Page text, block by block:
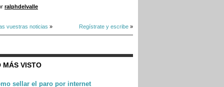
ralphdelvalle
vuestras noticias » Regístrate y escribe »
MÁS VISTO
sellar el paro por internet